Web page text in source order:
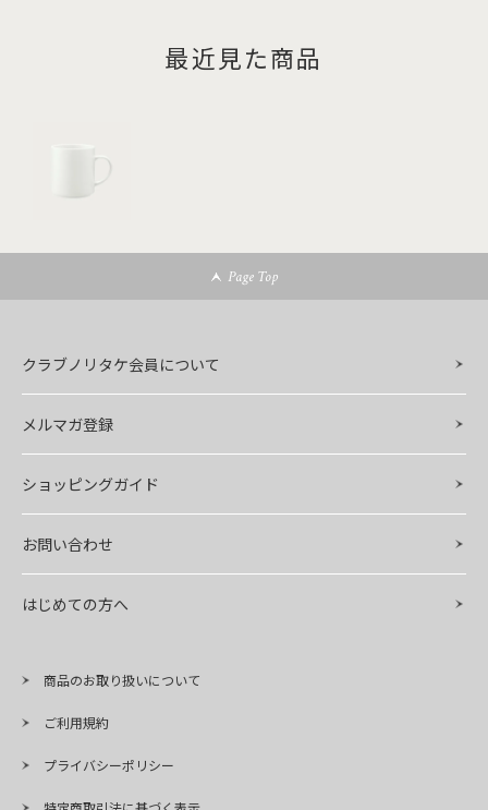
最近見た商品
Page Top
クラブノリタケ会員について
メルマガ登録
ショッピングガイド
お問い合わせ
はじめての方へ
商品のお取り扱いについて
ご利用規約
プライバシーポリシー